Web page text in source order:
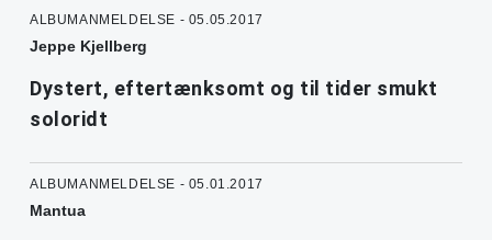
ALBUMANMELDELSE - 05.05.2017
Jeppe Kjellberg
Dystert, eftertænksomt og til tider smukt
soloridt
ALBUMANMELDELSE - 05.01.2017
Mantua